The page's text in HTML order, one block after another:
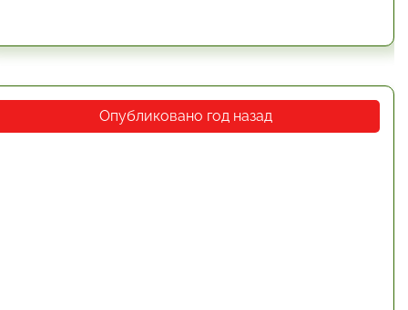
Опубликовано год назад